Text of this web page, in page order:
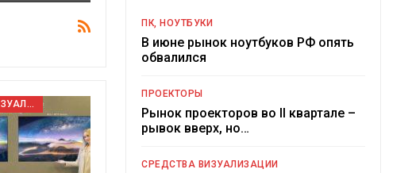
СРЕДСТВА ВИЗУАЛИЗАЦИИ
ПК, НОУТБУКИ
В июне рынок ноутбуков РФ опять
обвалился
ПРОЕКТОРЫ
Рынок проекторов во II квартале –
рывок вверх, но…
СРЕДСТВА ВИЗУАЛИЗАЦИИ